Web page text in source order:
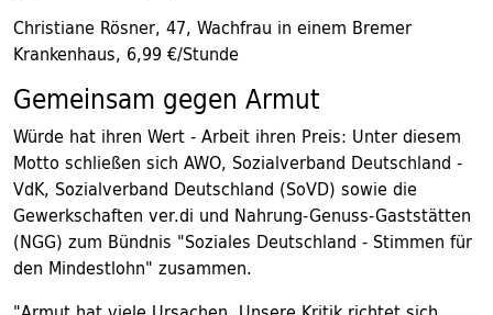
Christiane Rösner, 47, Wachfrau in einem Bremer
Krankenhaus, 6,99 €/Stunde
Gemeinsam gegen Armut
Würde hat ihren Wert - Arbeit ihren Preis: Unter diesem
Motto schließen sich AWO, Sozialverband Deutschland -
VdK, Sozialverband Deutschland (SoVD) sowie die
Gewerkschaften ver.di und Nahrung-Genuss-Gaststätten
(NGG) zum Bündnis "Soziales Deutschland - Stimmen für
den Mindestlohn" zusammen.